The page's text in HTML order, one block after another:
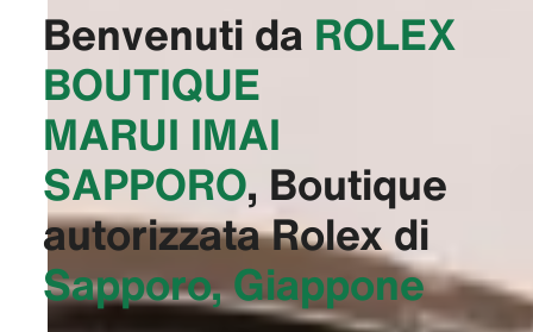
Benvenuti da ‭ROLEX
BOUTIQUE
MARUI IMAI
SAPPORO‬, Boutique
autorizzata Rolex di
Sapporo, Giappone